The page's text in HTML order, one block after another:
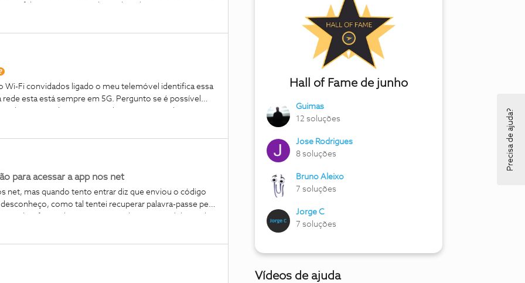
falar com um operador. Habitualmente esse
caso único, esse reencaminhamento acontecer varias
deviam ter passado com aquele nr a chamada por se
num processo de mais de 30m de espera e
Wi-Fi convidados ligado o meu telemóvel identifica essa
esta está sempre em 5G. Pergunto se é possível
lo.Não sendo muito tecnológico é possível que esteja
para acessar a app nos net
net, mas quando tento entrar diz que enviou o código
como tal tentei recuperar palavra-passe pela
a fatura da nos, mas quando tento a validação do
código, sendo que já vou tentando isto à vários dias e
Hall of Fame de junho
Guimas
12 soluções
Jose Rodrigues
8 soluções
Bruno Aleixo
7 soluções
Jorge C
7 soluções
Vídeos de ajuda
Precisa de ajuda?